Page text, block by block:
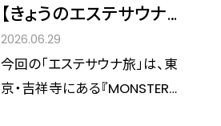
たな自分へと還っていく。そんな
祈りのような滞在が、ここにはあ
ります。
街として知られる魚津の空、雄大
な立山連峰、そして深く青い富山
湾。地上約40メートルの高さから
見渡す景色は、訪れる人の視界
【きょうのエステサウナ旅
VOL.9】吉祥寺で出会う、
自分をほどく時間。サウナ
と心地よい余白の楽しみ
2026.06.29
今回の「エステサウナ旅」は、東
京・吉祥寺にある『MONSTER